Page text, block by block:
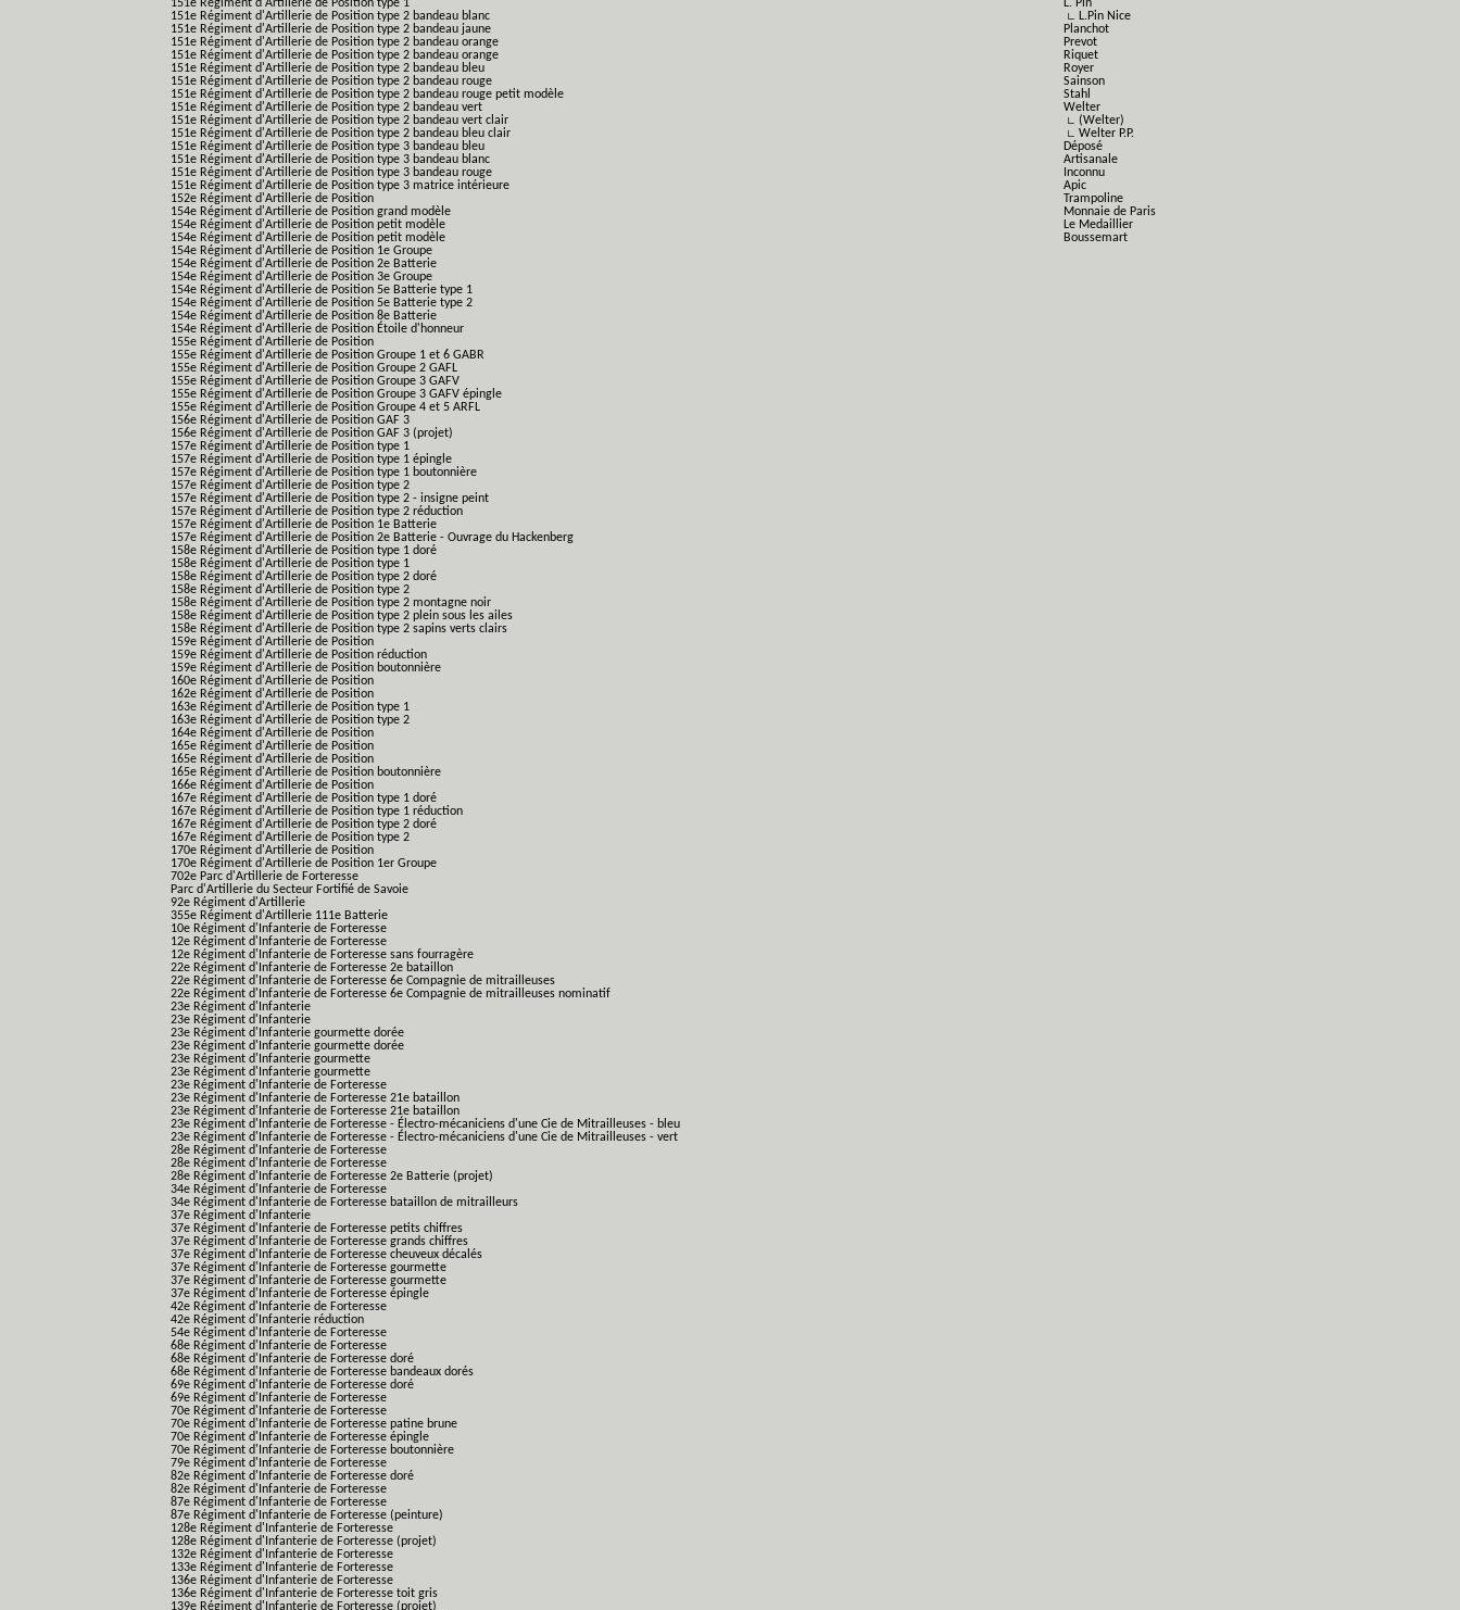
151e Régiment d'Artillerie de Position type 1
151e Régiment d'Artillerie de Position type 2 bandeau blanc
151e Régiment d'Artillerie de Position type 2 bandeau jaune
151e Régiment d'Artillerie de Position type 2 bandeau orange
151e Régiment d'Artillerie de Position type 2 bandeau orange
151e Régiment d'Artillerie de Position type 2 bandeau bleu
151e Régiment d'Artillerie de Position type 2 bandeau rouge
151e Régiment d'Artillerie de Position type 2 bandeau rouge petit modèle
151e Régiment d'Artillerie de Position type 2 bandeau vert
151e Régiment d'Artillerie de Position type 2 bandeau vert clair
151e Régiment d'Artillerie de Position type 2 bandeau bleu clair
151e Régiment d'Artillerie de Position type 3 bandeau bleu
151e Régiment d'Artillerie de Position type 3 bandeau blanc
151e Régiment d'Artillerie de Position type 3 bandeau rouge
151e Régiment d'Artillerie de Position type 3 matrice intérieure
152e Régiment d'Artillerie de Position
154e Régiment d'Artillerie de Position grand modèle
154e Régiment d'Artillerie de Position petit modèle
154e Régiment d'Artillerie de Position petit modèle
154e Régiment d'Artillerie de Position 1e Groupe
154e Régiment d'Artillerie de Position 2e Batterie
154e Régiment d'Artillerie de Position 3e Groupe
154e Régiment d'Artillerie de Position 5e Batterie type 1
154e Régiment d'Artillerie de Position 5e Batterie type 2
154e Régiment d'Artillerie de Position 8e Batterie
154e Régiment d'Artillerie de Position Étoile d'honneur
155e Régiment d'Artillerie de Position
155e Régiment d'Artillerie de Position Groupe 1 et 6 GABR
155e Régiment d'Artillerie de Position Groupe 2 GAFL
155e Régiment d'Artillerie de Position Groupe 3 GAFV
155e Régiment d'Artillerie de Position Groupe 3 GAFV épingle
155e Régiment d'Artillerie de Position Groupe 4 et 5 ARFL
156e Régiment d'Artillerie de Position GAF 3
156e Régiment d'Artillerie de Position GAF 3 (projet)
157e Régiment d'Artillerie de Position type 1
157e Régiment d'Artillerie de Position type 1 épingle
157e Régiment d'Artillerie de Position type 1 boutonnière
157e Régiment d'Artillerie de Position type 2
157e Régiment d'Artillerie de Position type 2 - insigne peint
157e Régiment d'Artillerie de Position type 2 réduction
157e Régiment d'Artillerie de Position 1e Batterie
157e Régiment d'Artillerie de Position 2e Batterie - Ouvrage du Hackenberg
158e Régiment d'Artillerie de Position type 1 doré
158e Régiment d'Artillerie de Position type 1
158e Régiment d'Artillerie de Position type 2 doré
158e Régiment d'Artillerie de Position type 2
158e Régiment d'Artillerie de Position type 2 montagne noir
158e Régiment d'Artillerie de Position type 2 plein sous les ailes
158e Régiment d'Artillerie de Position type 2 sapins verts clairs
159e Régiment d'Artillerie de Position
159e Régiment d'Artillerie de Position réduction
159e Régiment d'Artillerie de Position boutonnière
160e Régiment d'Artillerie de Position
162e Régiment d'Artillerie de Position
163e Régiment d'Artillerie de Position type 1
163e Régiment d'Artillerie de Position type 2
164e Régiment d'Artillerie de Position
165e Régiment d'Artillerie de Position
165e Régiment d'Artillerie de Position
165e Régiment d'Artillerie de Position boutonnière
166e Régiment d'Artillerie de Position
167e Régiment d'Artillerie de Position type 1 doré
167e Régiment d'Artillerie de Position type 1 réduction
167e Régiment d'Artillerie de Position type 2 doré
167e Régiment d'Artillerie de Position type 2
170e Régiment d'Artillerie de Position
170e Régiment d'Artillerie de Position 1er Groupe
702e Parc d'Artillerie de Forteresse
Parc d'Artillerie du Secteur Fortifié de Savoie
92e Régiment d'Artillerie
355e Régiment d'Artillerie 111e Batterie
10e Régiment d'Infanterie de Forteresse
12e Régiment d'Infanterie de Forteresse
12e Régiment d'Infanterie de Forteresse sans fourragère
22e Régiment d'Infanterie de Forteresse 2e bataillon
22e Régiment d'Infanterie de Forteresse 6e Compagnie de mitrailleuses
22e Régiment d'Infanterie de Forteresse 6e Compagnie de mitrailleuses nominatif
23e Régiment d'Infanterie
23e Régiment d'Infanterie
23e Régiment d'Infanterie gourmette dorée
23e Régiment d'Infanterie gourmette dorée
23e Régiment d'Infanterie gourmette
23e Régiment d'Infanterie gourmette
23e Régiment d'Infanterie de Forteresse
23e Régiment d'Infanterie de Forteresse 21e bataillon
23e Régiment d'Infanterie de Forteresse 21e bataillon
23e Régiment d'Infanterie de Forteresse - Électro-mécaniciens d'une Cie de Mitrailleuses - bleu
23e Régiment d'Infanterie de Forteresse - Électro-mécaniciens d'une Cie de Mitrailleuses - vert
28e Régiment d'Infanterie de Forteresse
28e Régiment d'Infanterie de Forteresse
28e Régiment d'Infanterie de Forteresse 2e Batterie (projet)
34e Régiment d'Infanterie de Forteresse
34e Régiment d'Infanterie de Forteresse bataillon de mitrailleurs
37e Régiment d'Infanterie
37e Régiment d'Infanterie de Forteresse petits chiffres
37e Régiment d'Infanterie de Forteresse grands chiffres
37e Régiment d'Infanterie de Forteresse cheuveux décalés
37e Régiment d'Infanterie de Forteresse gourmette
37e Régiment d'Infanterie de Forteresse gourmette
37e Régiment d'Infanterie de Forteresse épingle
42e Régiment d'Infanterie de Forteresse
42e Régiment d'Infanterie réduction
54e Régiment d'Infanterie de Forteresse
68e Régiment d'Infanterie de Forteresse
68e Régiment d'Infanterie de Forteresse doré
68e Régiment d'Infanterie de Forteresse bandeaux dorés
69e Régiment d'Infanterie de Forteresse doré
69e Régiment d'Infanterie de Forteresse
70e Régiment d'Infanterie de Forteresse
70e Régiment d'Infanterie de Forteresse patine brune
70e Régiment d'Infanterie de Forteresse épingle
70e Régiment d'Infanterie de Forteresse boutonnière
79e Régiment d'Infanterie de Forteresse
82e Régiment d'Infanterie de Forteresse doré
82e Régiment d'Infanterie de Forteresse
87e Régiment d'Infanterie de Forteresse
87e Régiment d'Infanterie de Forteresse (peinture)
128e Régiment d'Infanterie de Forteresse
128e Régiment d'Infanterie de Forteresse (projet)
132e Régiment d'Infanterie de Forteresse
133e Régiment d'Infanterie de Forteresse
136e Régiment d'Infanterie de Forteresse
136e Régiment d'Infanterie de Forteresse toit gris
139e Régiment d'Infanterie de Forteresse (projet)
L. Pin
∟ L.Pin Nice
Planchot
Prevot
Riquet
Royer
Sainson
Stahl
Welter
∟ (Welter)
∟ Welter P.P.
Déposé
Artisanale
Inconnu
Apic
Trampoline
Monnaie de Paris
Le Medaillier
Boussemart